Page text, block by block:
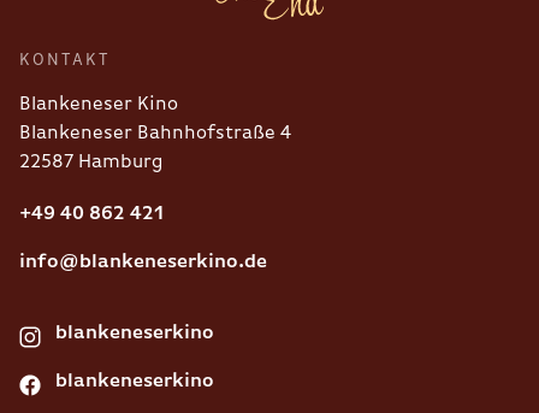
KONTAKT
Blankeneser Kino
Blankeneser Bahnhofstraße 4
22587 Hamburg
+49 40 862 421
info@blankeneserkino.de
blankeneserkino
blankeneserkino